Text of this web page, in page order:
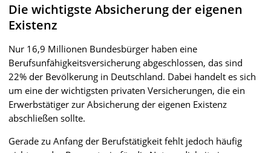
Die wichtigste Absicherung der eigenen
Existenz
Nur 16,9 Millionen Bundesbürger haben eine
Berufsunfähigkeitsversicherung abgeschlossen, das sind
22% der Bevölkerung in Deutschland. Dabei handelt es sich
um eine der wichtigsten privaten Versicherungen, die ein
Erwerbstätiger zur Absicherung der eigenen Existenz
abschließen sollte.
Gerade zu Anfang der Berufstätigkeit fehlt jedoch häufig